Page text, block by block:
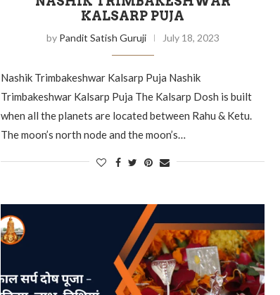
KALSARP PUJA
by Pandit Satish Guruji July 18, 2023
Nashik Trimbakeshwar Kalsarp Puja Nashik
Trimbakeshwar Kalsarp Puja The Kalsarp Dosh is built
when all the planets are located between Rahu & Ketu.
The moon’s north node and the moon’s…